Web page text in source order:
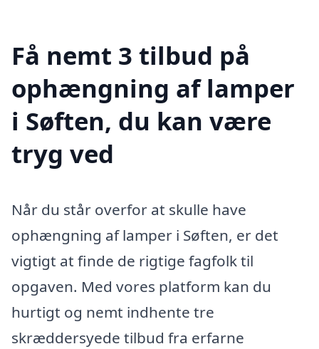
Få nemt 3 tilbud på
ophængning af lamper
i Søften, du kan være
tryg ved
Når du står overfor at skulle have
ophængning af lamper i Søften, er det
vigtigt at finde de rigtige fagfolk til
opgaven. Med vores platform kan du
hurtigt og nemt indhente tre
skræddersyede tilbud fra erfarne